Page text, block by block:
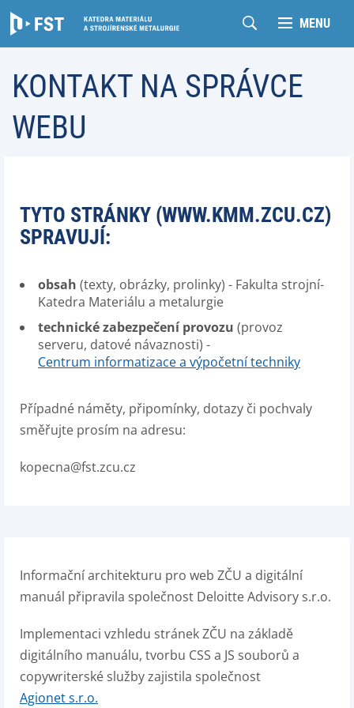
MENU
KONTAKT NA SPRÁVCE
WEBU
TYTO STRÁNKY (WWW.KMM.ZCU.CZ)
SPRAVUJÍ:
obsah (texty, obrázky, prolinky) - Fakulta strojní-
Katedra Materiálu a metalurgie
technické zabezpečení provozu (provoz
serveru, datové návaznosti) -
Centrum informatizace a výpočetní techniky
Případné náměty, připomínky, dotazy či pochvaly
směřujte prosím na adresu:
kopecna@fst.zcu.cz
Informační architekturu pro web ZČU a digitální
manuál připravila společnost Deloitte Advisory s.r.o.
Implementaci vzhledu stránek ZČU na základě
digitálního manuálu, tvorbu CSS a JS souborů a
copywriterské služby zajistila společnost
Agionet s.r.o.